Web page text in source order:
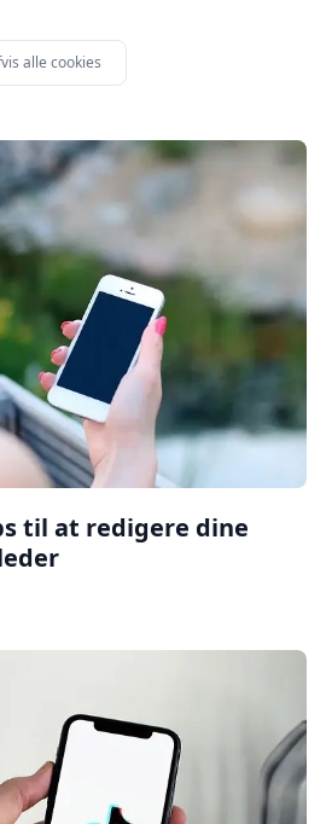
en succesfuld takeover
til at redigere dine
alle cookies